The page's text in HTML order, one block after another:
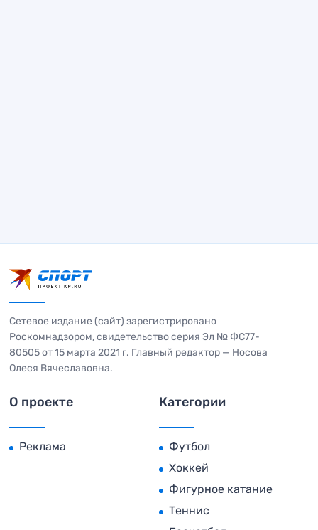
Сетевое издание (сайт) зарегистрировано
Роскомнадзором, свидетельство серия Эл № ФС77-
80505 от 15 марта 2021 г. Главный редактор — Носова
Олеся Вячеславовна.
О проекте
Реклама
Категории
Футбол
Хоккей
Фигурное катание
Теннис